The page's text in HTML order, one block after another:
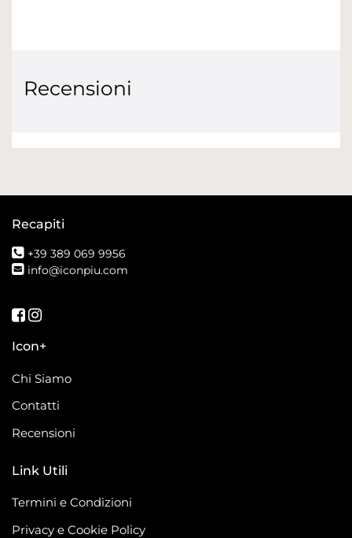
Recensioni
Recapiti
+39 389 069 9956
info@iconpiu.com
Seguici su Facebook
Seguici su Instagram
Icon+
Chi Siamo
Contatti
Recensioni
Link Utili
Termini e Condizioni
Privacy e Cookie Policy